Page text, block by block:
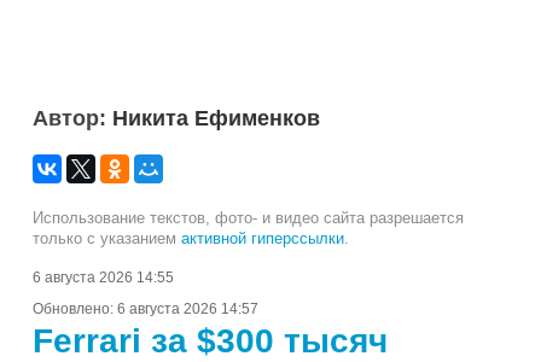
Автор: Никита Ефименков
Использование текстов, фото- и видео сайта разрешается
только с указанием активной гиперссылки.
6 августа 2026 14:55
Обновлено: 6 августа 2026 14:57
Ferrari за $300 тысяч